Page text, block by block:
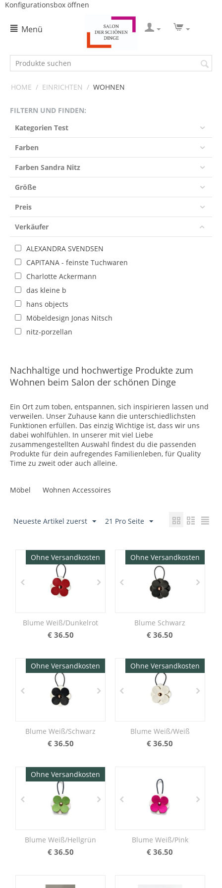
Konfigurationsbox öffnen
Menü
HOME / EINRICHTEN / WOHNEN
FILTERN UND FINDEN:
Kategorien Test
Farben
Farben Sandra Nitz
Größe
Preis
Verkäufer
ALEXANDRA SVENDSEN
CAPITANA - feinste Tuchwaren
Charlotte Ackermann
das kleine b
hans objects
Möbeldesign Jonas Nitsch
nitz-porzellan
Nachhaltige und hochwertige Produkte zum
Wohnen beim Salon der schönen Dinge
Ein Ort zum toben, entspannen, sich inspirieren lassen und
verweilen. Unser Zuhause kann die unterschiedlichsten
Funktionen erfüllen. Das einzig Wichtige ist, dass wir uns
dabei wohlfühlen. In unserer mit viel Liebe
zusammengestellten Auswahl findest du die passenden
Produkte für dein aufregendes Familienleben, für Quality
Time zu zweit oder auch alleine.
Möbel Wohnen Accessoires
Neueste Artikel zuerst 21 Pro Seite
Ohne Versandkosten
Blume Weiß/Dunkelrot
€ 36.50
Ohne Versandkosten
Blume Schwarz
€ 36.50
Ohne Versandkosten
Blume Weiß/Schwarz
€ 36.50
Ohne Versandkosten
Blume Weiß/Weiß
€ 36.50
Ohne Versandkosten
Blume Weiß/Hellgrün
€ 36.50
Blume Weiß/Pink
€ 36.50